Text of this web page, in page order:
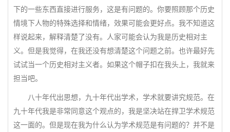
下的一些东西直接进行服务，这是有问题的。你要照顾那个历史
情境下人物的特殊选择和情绪，效果可能会更好点。我不知道这
样说起来，解释清楚了没有。人家可能会认为我是历史相对主
义。但是我觉得，在我还没有想清楚这个问题之前。也许最好先
试试当一个历史相对主义者。如果这个帽子扣在我头上，我就来
担当吧。
八十年代出思想，九十年代出学术，学术就要讲究规范。在
九十年代我是非常同意这个观点的，我是坚决站在捍卫学术规范
这一面的。但是现在我为什么认为学术规范是有问题的？并不是